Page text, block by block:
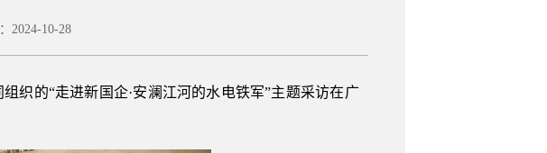
10-28
织的“走进新国企·安澜江河的水电铁军”主题采访在广